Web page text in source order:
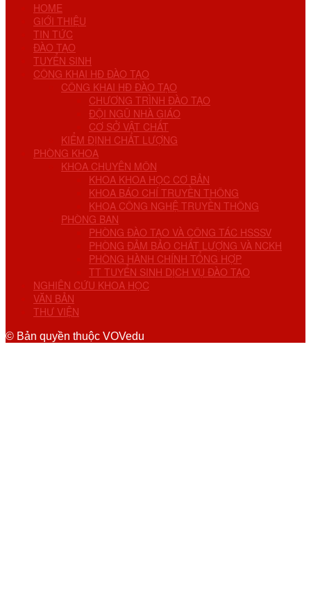
HOME
GIỚI THIỆU
TIN TỨC
ĐÀO TẠO
TUYỂN SINH
CÔNG KHAI HĐ ĐÀO TẠO
CÔNG KHAI HĐ ĐÀO TẠO
CHƯƠNG TRÌNH ĐÀO TẠO
ĐỘI NGŨ NHÀ GIÁO
CƠ SỞ VẬT CHẤT
KIỂM ĐỊNH CHẤT LƯỢNG
PHÒNG KHOA
KHOA CHUYÊN MÔN
KHOA KHOA HỌC CƠ BẢN
KHOA BÁO CHÍ TRUYỀN THÔNG
KHOA CÔNG NGHỆ TRUYỀN THÔNG
PHÒNG BAN
PHÒNG ĐÀO TẠO VÀ CÔNG TÁC HSSSV
PHÒNG ĐẢM BẢO CHẤT LƯỢNG VÀ NCKH
PHÒNG HÀNH CHÍNH TỔNG HỢP
TT TUYỂN SINH DỊCH VỤ ĐÀO TẠO
NGHIÊN CỨU KHOA HỌC
VĂN BẢN
THƯ VIỆN
© Bản quyền thuộc VOVedu